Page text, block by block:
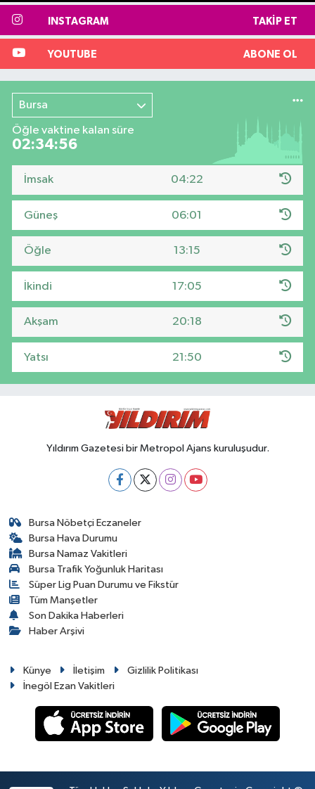
INSTAGRAM TAKIP ET
YOUTUBE ABONE OL
Bursa
Öğle vaktine kalan süre
02:34:55
İmsak 04:22
Güneş 06:01
Öğle 13:15
İkindi 17:05
Akşam 20:18
Yatsı 21:50
Yıldırım Gazetesi bir Metropol Ajans kuruluşudur.
Bursa Nöbetçi Eczaneler
Bursa Hava Durumu
Bursa Namaz Vakitleri
Bursa Trafik Yoğunluk Haritası
Süper Lig Puan Durumu ve Fikstür
Tüm Manşetler
Son Dakika Haberleri
Haber Arşivi
Künye İletişim
Gizlilik Politikası
İnegöl Ezan Vakitleri